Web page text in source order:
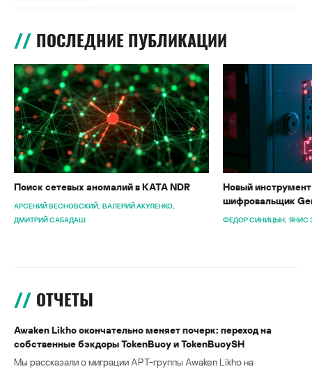
ПОСЛЕДНИЕ ПУБЛИКАЦИИ
Поиск сетевых аномалий в KATA NDR
АРСЕНИЙ ВЕСНОВСКИЙ ВАЛЕРИЙ АКУЛЕНКО
ДМИТРИЙ САБАДАШ
Новый
шифровальщик
ФЕДОР СИНИЦЫН ЯНИС
ОТЧЕТЫ
Awaken Likho окончательно меняет почерк: переход на
собственные бэкдоры TokenBuoy и TokenBuoySH
Мы рассказали о миграции APT-группы Awaken Likho на